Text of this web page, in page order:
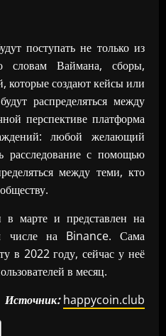
поступать не только из
Ваймана, сборы,
которые создают кейсы или
распределяться между
перспективе платформа
любой желающий
расследование с помощью
между теми, кто
марте и представлен на
числе на Binance. Сама
в 2022 году, сейчас у неё
в месяц.
Источник: happycoin.club